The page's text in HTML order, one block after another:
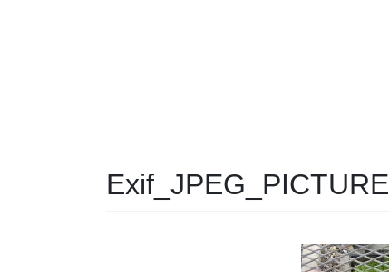
Exif_JPEG_PICTURE